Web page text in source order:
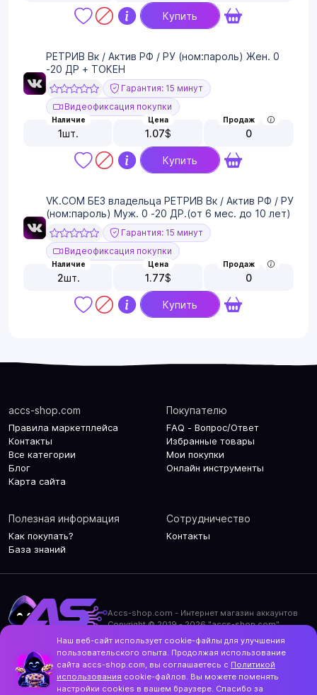
Купить
РЕТРИВ Вк / Актив РФ / РУ (ном:пароль) Жен. 0
-20 ДР + ТОКЕН
Гарантия: 15 минут
Видеофиксация покупки
Наличие
1шт.
Цена
1.07$
Продаж
0
Купить
VK.COM БЕЗ владельца РЕТРИВ Вк / Актив РФ / РУ
(ном:пароль) Муж. 0 -20 ДР.(от 6 мес. до 10 лет)
Гарантия: 15 минут
Видеофиксация покупки
Наличие
2шт.
Цена
1.77$
Продаж
0
Купить
accs-shop.com
Правила маркетплейса
Контакты
Все категории
Блог
Карта сайта
Покупателю
FAQ - Вопрос/Ответ
Избранные товары
Мои покупки
Онлайн инструменты
Полезная информация
Как покупать?
База знаний
Сотрудничество
Контакты
Accs-shop.com - Интернет магазин аккаунтов
Copyright © 2019 - 2026 "accs-shop.com"
Политика использования cookie-файлов
Контакты и актуальный адрес сайта
Structo
Дизайн и разработка
Наш веб-сайт использует cookie-файлы для улучшения
пользовательского опыта. Продолжая использование
сайта accs-shop.com, вы соглашаетесь с Политикой
использования cookie-файлов. Вы можете поменять
настройки cookies в вашем браузере. Спасибо за